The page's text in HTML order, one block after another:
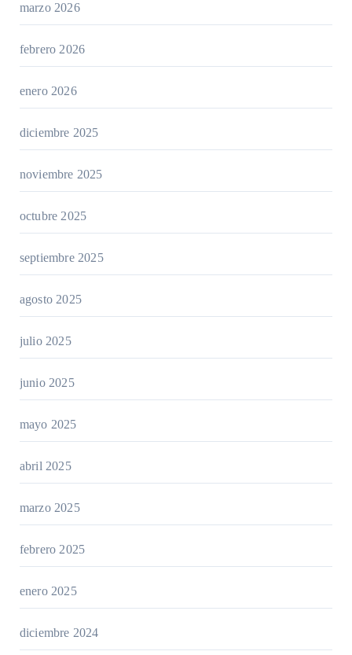
marzo 2026
febrero 2026
enero 2026
diciembre 2025
noviembre 2025
octubre 2025
septiembre 2025
agosto 2025
julio 2025
junio 2025
mayo 2025
abril 2025
marzo 2025
febrero 2025
enero 2025
diciembre 2024